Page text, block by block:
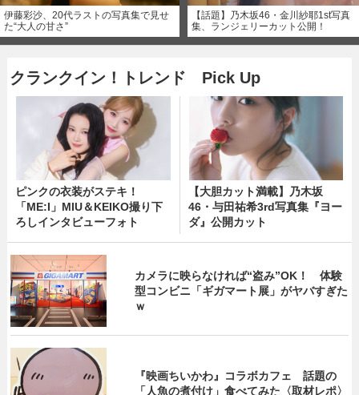
伊藤彩沙、20代ラストの写真集で見せ
た“大人の甘さ”
【話題】乃木坂46・金川紗耶1st写真
集、ランジェリーカット公開！
クランクイン！トレンド Pick Up
ピンクの衣装がステキ！
「ME:I」MIU＆KEIKO撮り下
ろしインタビューフォト
【大胆カット満載】乃木坂
46・与田祐希3rd写真集『ヨー
ダ』公開カット
カメラに映らなければ“盗み”OK！ 体験
型コンビニ「ギガマート展」がヤバすぎた
ｗ
『映画ちいかわ』コラボカフェ 話題の
「人魚の煮付け」食べてみた〈取材レポ〉